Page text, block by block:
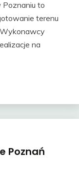
Poznaniu to
terenu
na
Poznań